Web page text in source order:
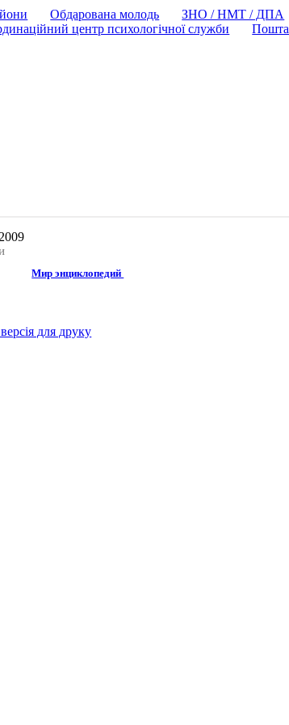
Обдарована молодь ЗНО / НМТ / ДПА
центр психологічної служби Пошта
Мир энциклопедий
версія для друку